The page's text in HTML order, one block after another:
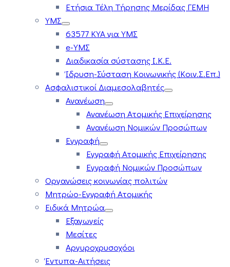
Ετήσια Τέλη Τήρησης Μερίδας ΓΕΜΗ
ΥΜΣ
63577 ΚΥΑ για ΥΜΣ
e-ΥΜΣ
Διαδικασία σύστασης Ι.Κ.Ε.
Ίδρυση-Σύσταση Κοινωνικής (Κοιν.Σ.Επ.)
Ασφαλιστικοί Διαμεσολαβητές
Ανανέωση
Ανανέωση Ατομικής Επιχείρησης
Ανανέωση Νομικών Προσώπων
Εγγραφή
Εγγραφή Ατομικής Επιχείρησης
Εγγραφή Νομικών Προσώπων
Οργανώσεις κοινωνίας πολιτών
Μητρώο-Εγγραφή Ατομικής
Ειδικά Μητρώα
Εξαγωγείς
Μεσίτες
Αργυροχρυσοχόοι
Έντυπα-Αιτήσεις